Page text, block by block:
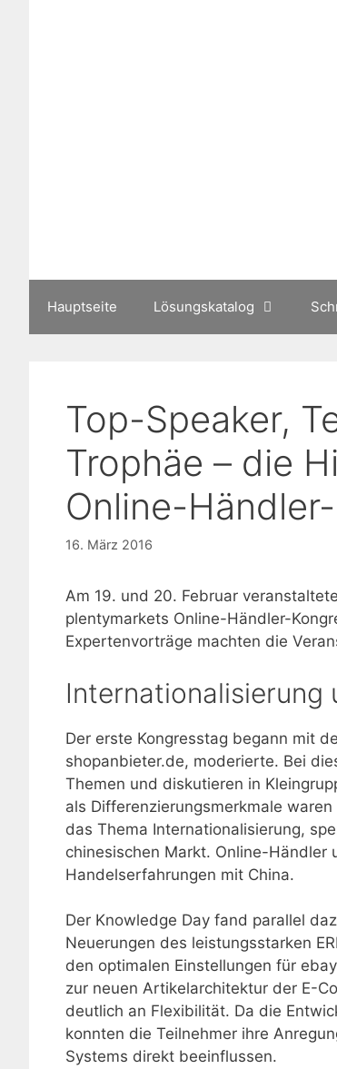
Hauptseite Lösungskatalog
Top-Speaker,
Trophäe – die
Online-
16. März 2016
Am 19. und 20. Februar
plentymarkets Online-Händler-
Expertenvorträge machten die
Internationalisierung
Der erste Kongresstag begann mit
shopanbieter.de, moderierte. Bei
Themen und diskutieren in
als Differenzierungsmerkmale
das Thema Internationalisierung,
chinesischen Markt. Online-
Handelserfahrungen mit China.
Der Knowledge Day fand parallel
Neuerungen des leistungsstarken
den optimalen Einstellungen für
zur neuen Artikelarchitektur der E-
deutlich an Flexibilität. Da die
konnten die Teilnehmer ihre
Systems direkt beeinflussen.